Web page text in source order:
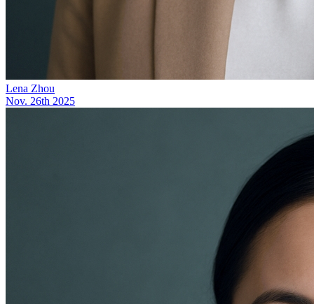
Lena Zhou
Nov. 26th 2025